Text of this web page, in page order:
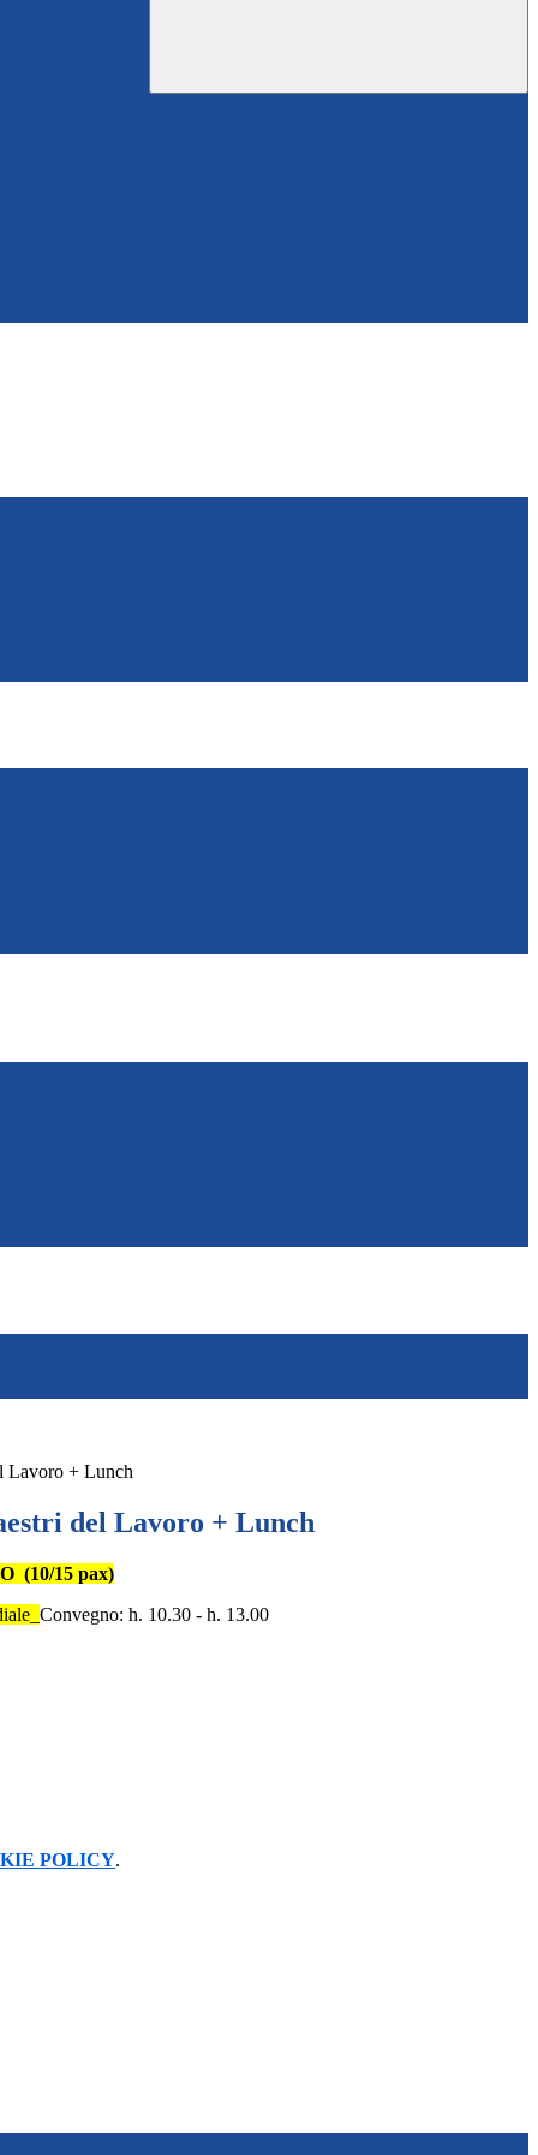
Lavoro + Lunch
del Lavoro + Lunch
(10/15 pax)
Convegno: h. 10.30 - h. 13.00
POLICY.